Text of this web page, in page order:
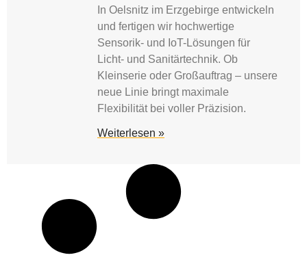
In Oelsnitz im Erzgebirge entwickeln
und fertigen wir hochwertige
Sensorik- und IoT-Lösungen für
Licht- und Sanitärtechnik. Ob
Kleinserie oder Großauftrag – unsere
neue Linie bringt maximale
Flexibilität bei voller Präzision.
Weiterlesen »